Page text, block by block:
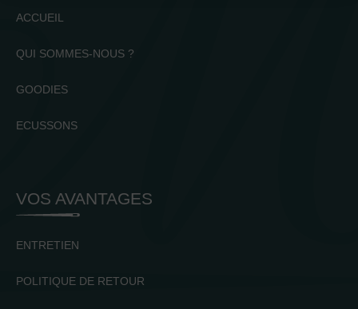
ACCUEIL
QUI SOMMES-NOUS ?
GOODIES
ECUSSONS
VOS AVANTAGES
ENTRETIEN
POLITIQUE DE RETOUR